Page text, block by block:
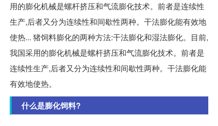
用的膨化机械是螺杆挤压和气流膨化技术。前者是连续性
生产,后者又分为连续性和间歇性两种。干法膨化能有效地
使热... 猪饲料膨化的两种方法:干法膨化和湿法膨化。目前,
我国采用的膨化机械是螺杆挤压和气流膨化技术。前者是
连续性生产,后者又分为连续性和间歇性两种。干法膨化能
有效地使热。
什么是膨化饲料?